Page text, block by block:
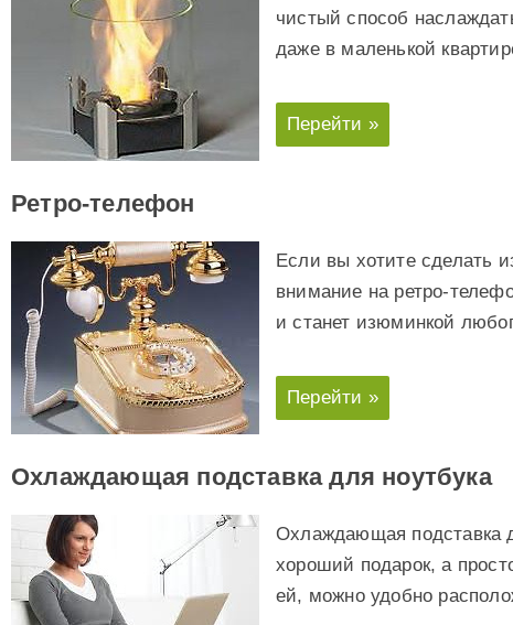
чистый способ
даже в маленькой
Перейти »
Ретро-телефон
Если вы хотите сделать
внимание на ретро-
и станет изюминкой
Перейти »
Охлаждающая подставка для ноутбука
Охлаждающая подставка
хороший подарок, а
ей, можно удобно